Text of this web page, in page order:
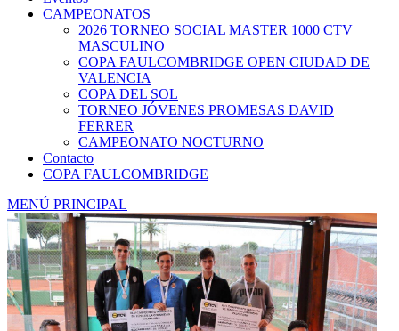
CAMPEONATOS
2026 TORNEO SOCIAL MASTER 1000 CTV
MASCULINO
COPA FAULCOMBRIDGE OPEN CIUDAD DE
VALENCIA
COPA DEL SOL
TORNEO JÓVENES PROMESAS DAVID
FERRER
CAMPEONATO NOCTURNO
Contacto
COPA FAULCOMBRIDGE
MENÚ PRINCIPAL